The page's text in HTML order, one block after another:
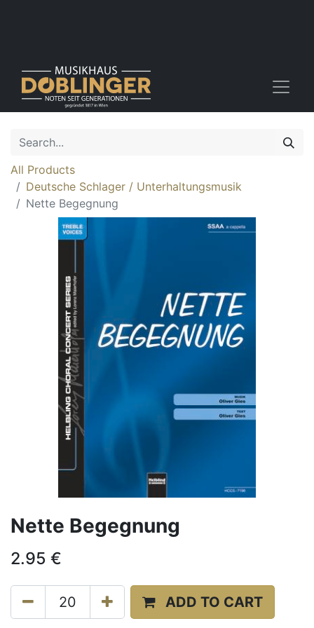
All Products
Deutsche Schlager / Unterhaltungsmusik
Nette Begegnung
Nette Begegnung
2.95 €
ADD TO CART